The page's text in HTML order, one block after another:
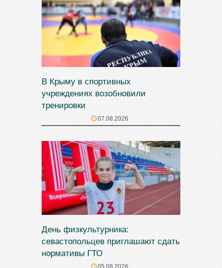
В Крыму в спортивных
учреждениях возобновили
тренировки
07.08.2026
День физкультурника:
севастопольцев приглашают сдать
нормативы ГТО
05.08.2026